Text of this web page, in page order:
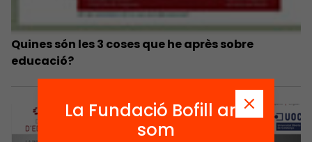
Quines són les 3 coses que he après sobre
educació?
La Fundació Bofill ara
som